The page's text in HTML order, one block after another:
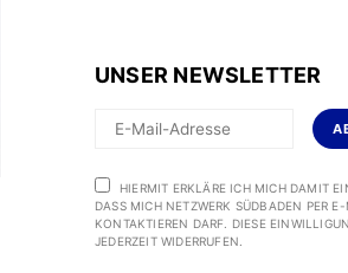
UNSER NEWSLETTER
HIERMIT ERKLÄRE ICH MICH DAMIT
DASS MICH NETZWERK SÜDBADEN PER E-
KONTAKTIEREN DARF. DIESE
JEDERZEIT WIDERRUFEN.